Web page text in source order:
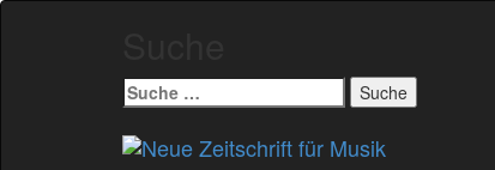
Suche
nach: